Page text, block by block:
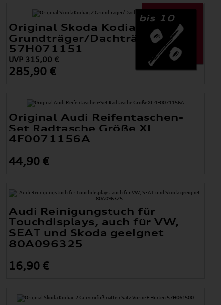
bis 10
Original Skoda Kodiaq 2
Grundträger/Dachträger
57H071151
UVP315,00 €
285,90 €
Original Audi Reifentaschen-
Set Radtasche Größe XL
4F0071156A
44,90 €
Audi Reinigungstuch für
Touchdisplays, auch für VW,
SEAT und Skoda geeignet
80A096325
16,90 €